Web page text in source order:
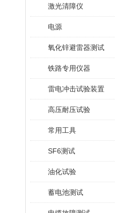
激光清障仪
电源
氧化锌避雷器测试
铁路专用仪器
雷电冲击试验装置
高压耐压试验
常用工具
SF6测试
油化试验
蓄电池测试